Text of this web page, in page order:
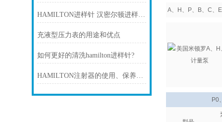
HAMILTON进样针 汉密尔顿进样针整体与部件的清洗
充液型压力表的用途和优点
如何更好的清洗hamilton进样针?
HAMILTON注射器的使用、保养及注意事项
A、H、P、B、C、
P0